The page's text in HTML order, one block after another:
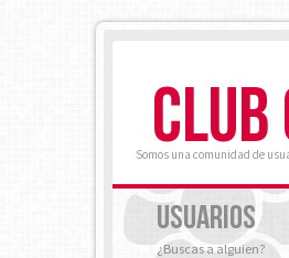
Somos una comunidad de
USUARIOS
¿Buscas a alguien?